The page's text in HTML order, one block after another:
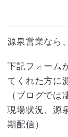
源泉営業なら
下記フォーム
てくれた方に
（ブログで
現場状況、源
期配信）